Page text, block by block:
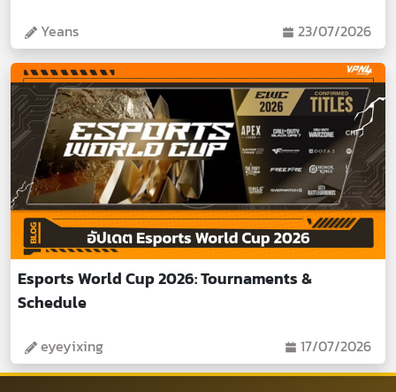
Yeans 23/07/2026
Esports World Cup 2026: Tournaments &
Schedule
eyeyixing 17/07/2026